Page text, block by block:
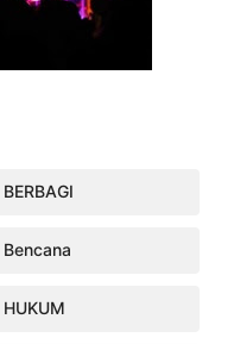
BERBAGI
Bencana
HUKUM